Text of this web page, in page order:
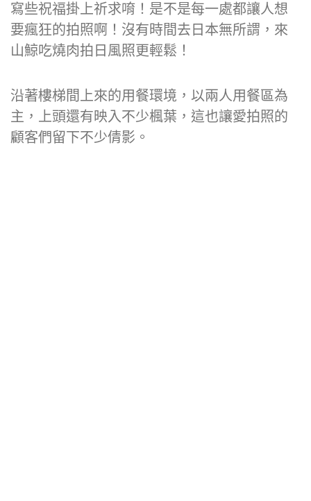
另一旁還有日本神社裡的奉納造型，這邊亦可
寫些祝福掛上祈求唷！是不是每一處都讓人想
要瘋狂的拍照啊！沒有時間去日本無所謂，來
沿著樓梯間上來的用餐環境，以兩人用餐區為
主，上頭還有映入不少楓葉，這也讓愛拍照的